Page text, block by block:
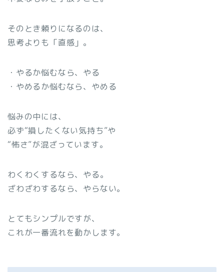
そのとき頼りになるのは、
思考よりも「直感」。
・やるか悩むなら、やる
・やめるか悩むなら、やめる
悩みの中には、
必ず“損したくない気持ち”や
“怖さ”が混ざっています。
わくわくするなら、やる。
ざわざわするなら、やらない。
とてもシンプルですが、
これが一番流れを動かします。